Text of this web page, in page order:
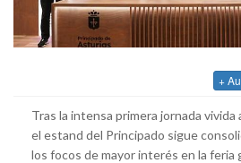
+
Tras la intensa primera jornada vivida
el estand del Principado sigue
los focos de mayor interés en la feria